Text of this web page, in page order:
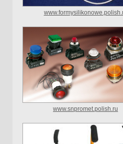
www.snpromet.polish.ru